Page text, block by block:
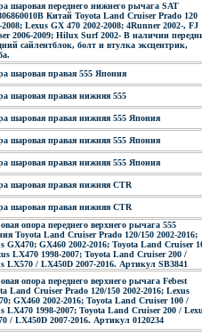
шаровая переднего нижнего рычага SAT
Китай Toyota Land Cruiser Prado 120
2008; Lexus GX 470 2002-2008; 4Runner 2002-, FJ
2006-2009; Hilux Surf 2002- В наличии
сайлентблок, болт и втулка эксцентрик,
шаровая правая 555 Япония
шаровая правая нижняя 555
шаровая правая нижняя 555 Япония
шаровая правая нижняя 555 Япония
шаровая правая нижняя 555 Япония
шаровая правая нижняя CTR
шаровая правая нижняя CTR
опора переднего верхнего рычага 555
Toyota Land Cruiser Prado 120/150 2002-2016;
GX470; GX460 2002-2016; Toyota Land Cruiser
LX470 1998-2007; Toyota Land Cruiser 200 /
LX570 / LX450D 2007-2016. Артикул SB3841
опора переднего верхнего рычага Febest
Land Cruiser Prado 120/150 2002-2016; Lexus
GX460 2002-2016; Toyota Land Cruiser 100 /
LX470 1998-2007; Toyota Land Cruiser 200 /
/ LX450D 2007-2016. Артикул 0120234